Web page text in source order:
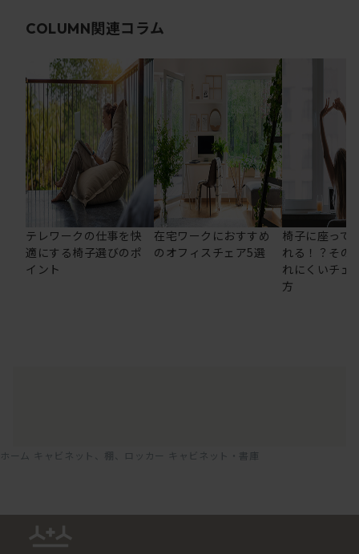
COLUMN関連コラム
テレワークの仕事を快
適にする椅子選びのポ
イント
在宅ワークにおすすめ
のオフィスチェア5選
椅子に座って
れる！？その
れにくいチェ
方
ホーム キャビネット、棚、ロッカー キャビネット・書庫